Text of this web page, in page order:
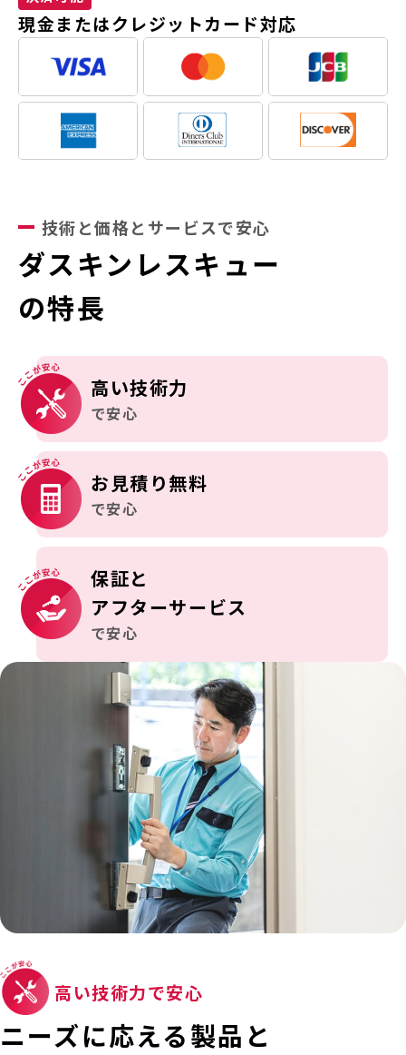
現金またはクレジットカード対応
技術と価格とサービスで安心
ダスキンレスキュー
の特長
高い技術力
で安心
お見積り無料
で安心
保証と
アフターサービス
で安心
高い技術力で安心
ニーズに応える製品と